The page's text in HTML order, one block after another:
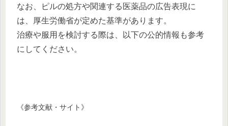
なお、ピルの処方や関連する医薬品の広告表現に
は、厚生労働省が定めた基準があります。
治療や服用を検討する際は、以下の公的情報も参考
にしてください。
《参考文献・サイト》